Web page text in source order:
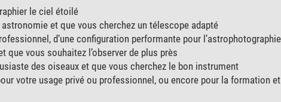
le ciel étoilé
et que vous cherchez un télescope adapté
d’une configuration performante pour l’astrophotographie
que vous souhaitez l’observer de plus près
des oiseaux et que vous cherchez le bon instrument
votre usage privé ou professionnel, ou encore pour la formation et